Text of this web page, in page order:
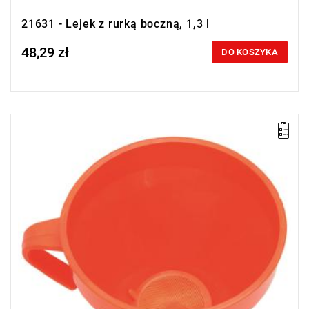
21631 - Lejek z rurką boczną, 1,3 l
Price tax included
48,29 zł DO KOSZYKA
• Lejek z uchwytem i mosiężnym sitkiem wykonany z polietylenu